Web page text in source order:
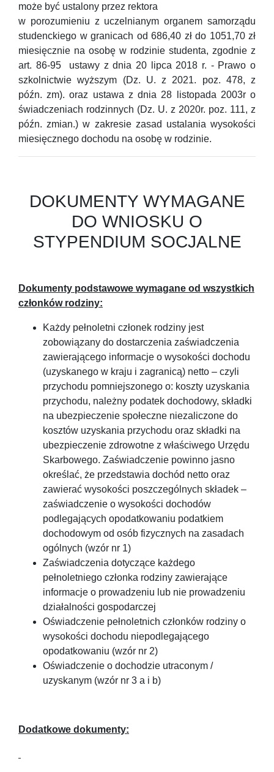
może być ustalony przez rektora
w porozumieniu z uczelnianym organem samorządu
studenckiego w granicach od 686,40 zł do 1051,70 zł
miesięcznie na osobę w rodzinie studenta, zgodnie z
art. 86-95 ustawy z dnia 20 lipca 2018 r. - Prawo o
szkolnictwie wyższym (Dz. U. z 2021. poz. 478, z
późn. zm). oraz ustawa z dnia 28 listopada 2003r o
świadczeniach rodzinnych (Dz. U. z 2020r. poz. 111, z
późn. zmian.) w zakresie zasad ustalania wysokości
miesięcznego dochodu na osobę w rodzinie.
DOKUMENTY WYMAGANE
DO WNIOSKU O
STYPENDIUM SOCJALNE
Dokumenty podstawowe wymagane od wszystkich
członków rodziny:
Każdy pełnoletni członek rodziny jest
zobowiązany do dostarczenia zaświadczenia
zawierającego informacje o wysokości dochodu
(uzyskanego w kraju i zagranicą) netto – czyli
przychodu pomniejszonego o: koszty uzyskania
przychodu, należny podatek dochodowy, składki
na ubezpieczenie społeczne niezaliczone do
kosztów uzyskania przychodu oraz składki na
ubezpieczenie zdrowotne z właściwego Urzędu
Skarbowego. Zaświadczenie powinno jasno
określać, że przedstawia dochód netto oraz
zawierać wysokości poszczególnych składek –
zaświadczenie o wysokości dochodów
podlegających opodatkowaniu podatkiem
dochodowym od osób fizycznych na zasadach
ogólnych (wzór nr 1)
Zaświadczenia dotyczące każdego
pełnoletniego członka rodziny zawierające
informacje o prowadzeniu lub nie prowadzeniu
działalności gospodarczej
Oświadczenie pełnoletnich członków rodziny o
wysokości dochodu niepodlegającego
opodatkowaniu (wzór nr 2)
Oświadczenie o dochodzie utraconym /
uzyskanym (wzór nr 3 a i b)
Dodatkowe dokumenty: